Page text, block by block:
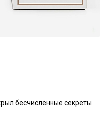
бесчисленные секреты